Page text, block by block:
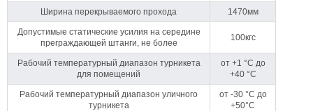
Ширина перекрываемого прохода 1470мм
Допустимые статические усилия на середине
преграждающей штанги, не более
100кгс
Рабочий температурный диапазон турникета
для помещений
от +1 °C до
+40 °C
Рабочий температурный диапазон уличного
турникета
от -30 °C до
+50°C